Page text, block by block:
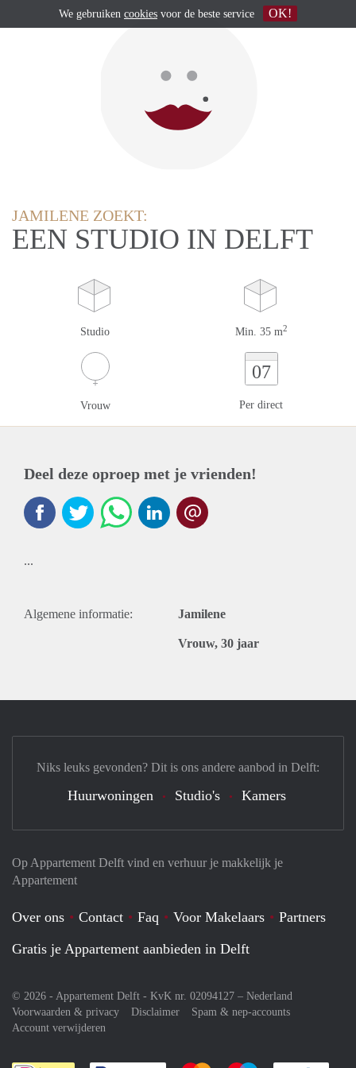
JAMILENE ZOEKT:
EEN STUDIO IN DELFT
Studio Min. 35 m2
Vrouw
07
Per direct
Deel deze oproep met je vrienden!
...
Algemene informatie: Jamilene
Vrouw, 30 jaar
Op Appartement Delft vind en verhuur je makkelijk je
Appartement
Over ons Contact Faq Voor Makelaars
Partners
Gratis je Appartement aanbieden in Delft
© 2026 - Appartement Delft - KvK nr. 02094127 – Nederland
Voorwaarden & privacy
Disclaimer
Spam & nep-accounts
Account verwijderen
Niks leuks gevonden? Dit is ons andere aanbod in Delft:
Huurwoningen Studio's Kamers
We gebruiken cookies voor de beste service OK!